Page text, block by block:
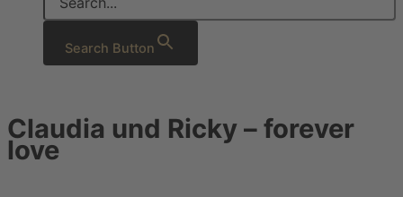
Search Button
Claudia und Ricky – forever
love